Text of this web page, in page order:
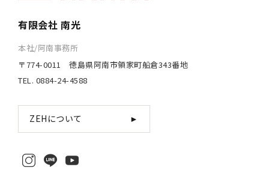
有限会社 南光
本社/阿南事務所
〒774-0011 徳島県阿南市領家町船倉343番地
TEL. 0884-24-4588
ZEHについて ►